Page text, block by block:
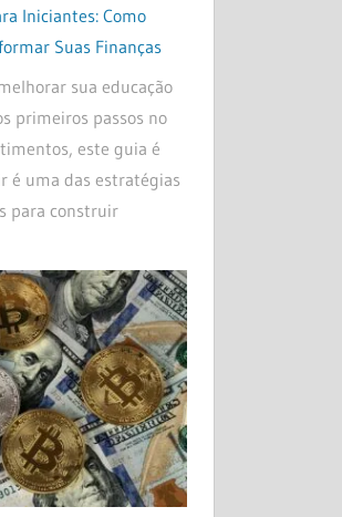
Iniciantes: Como
Suas Finanças
sua educação
primeiros passos no
este guia é
é uma das estratégias
para construir